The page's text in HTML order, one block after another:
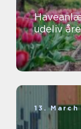
udeliv
13.